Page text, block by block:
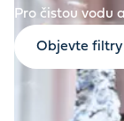
Pro čistou vodu
Objevte filtry